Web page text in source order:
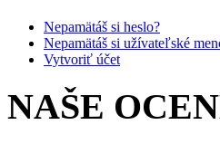
Nepamätáš si heslo?
Nepamätáš si užívateľské
Vytvoriť účet
NAŠE